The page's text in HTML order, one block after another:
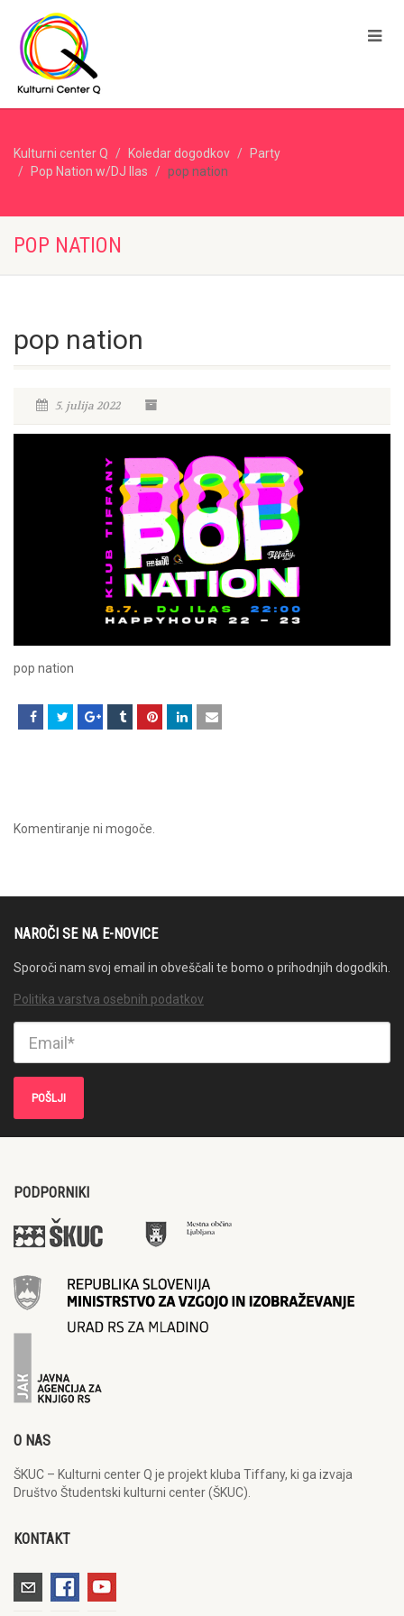
Kulturni center Q Koledar dogodkov
Party
Pop Nation w/DJ Ilas
pop nation
POP NATION
pop nation
5. julija 2022
pop nation
Komentiranje ni mogoče.
NAROČI SE NA E-NOVICE
Sporoči nam svoj email in obveščali te bomo o prihodnjih dogodkih.
Politika varstva osebnih podatkov
PODPORNIKI
O NAS
ŠKUC – Kulturni center Q je projekt kluba Tiffany, ki ga izvaja
Društvo Študentski kulturni center (ŠKUC).
KONTAKT